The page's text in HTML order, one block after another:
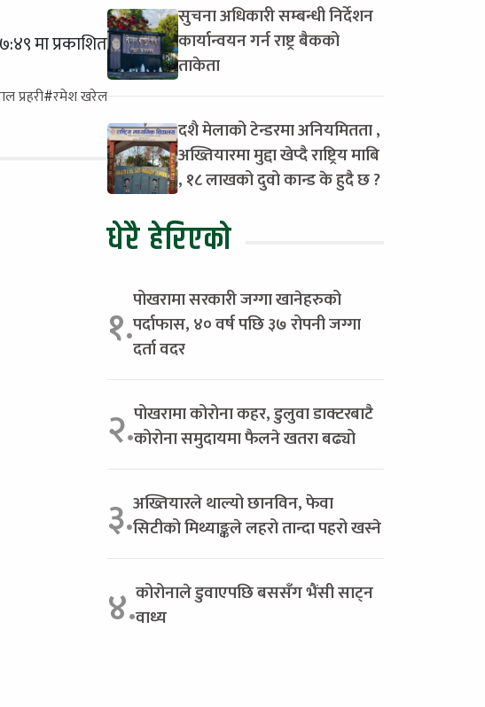
मा प्रकाशित
प्रहरी#रमेश खरेल
सुचना अधिकारी सम्बन्धी निर्देशन
कार्यान्वयन गर्न राष्ट्र बैकको
ताकेता
दशै मेलाको टेन्डरमा अनियमितता ,
अख्तियारमा मुद्दा खेप्दै राष्ट्रिय माबि
, १८ लाखको दुवो कान्ड के हुदै छ ?
धेरै हेरिएको
१.पोखरामा सरकारी जग्गा खानेहरुको
पर्दाफास, ४० वर्ष पछि ३७ रोपनी जग्गा
दर्ता वदर
२.पोखरामा कोरोना कहर, डुलुवा डाक्टरबाटै
कोरोना समुदायमा फैलने खतरा बढ्यो
३.अख्तियारले थाल्यो छानविन, फेवा
सिटीको मिथ्याङ्कले लहरो तान्दा पहरो खस्ने
४.कोरोनाले डुवाएपछि बससँग भैंसी साट्न
वाध्य